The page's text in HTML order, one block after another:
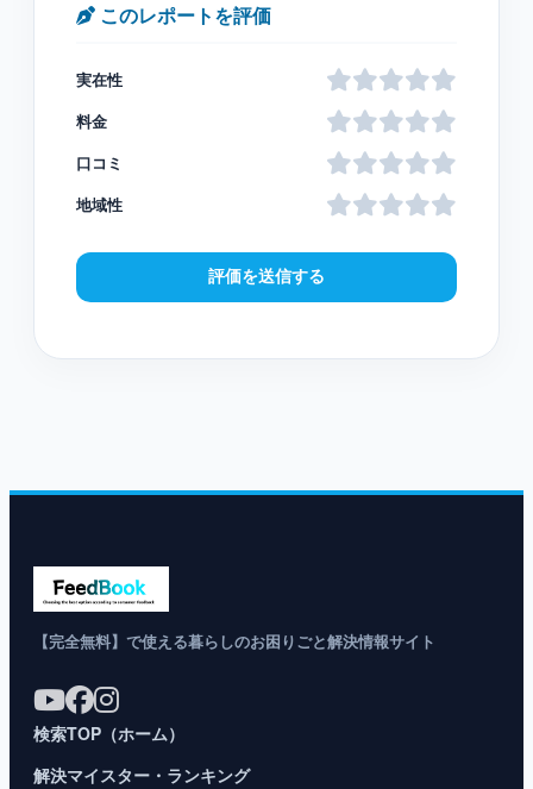
このレポートを評価
実在性
料金
口コミ
地域性
評価を送信する
【完全無料】で使える暮らしのお困りごと解決情報サイト
検索TOP（ホーム）
解決マイスター・ランキング